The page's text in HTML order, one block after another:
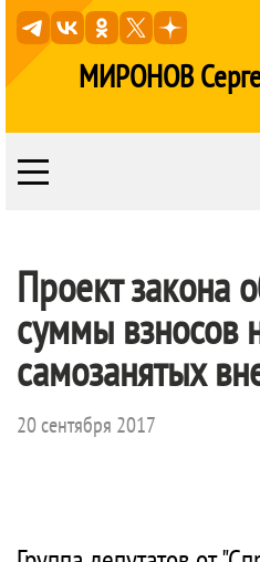
МИРОНОВ
Проект закона
суммы взносов
самозанятых
20 сентября 2017